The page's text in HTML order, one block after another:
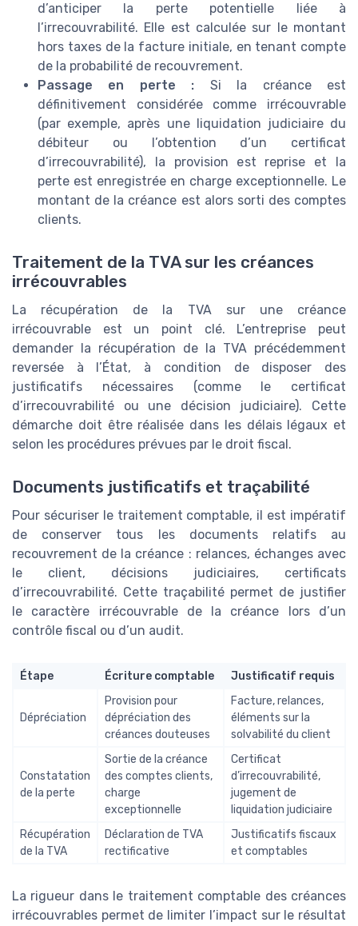
d’anticiper la perte potentielle liée à
l’irrecouvrabilité. Elle est calculée sur le montant
hors taxes de la facture initiale, en tenant compte
de la probabilité de recouvrement.
Passage en perte : Si la créance est
définitivement considérée comme irrécouvrable
(par exemple, après une liquidation judiciaire du
débiteur ou l’obtention d’un certificat
d’irrecouvrabilité), la provision est reprise et la
perte est enregistrée en charge exceptionnelle. Le
montant de la créance est alors sorti des comptes
clients.
Traitement de la TVA sur les créances
irrécouvrables
La récupération de la TVA sur une créance
irrécouvrable est un point clé. L’entreprise peut
demander la récupération de la TVA précédemment
reversée à l’État, à condition de disposer des
justificatifs nécessaires (comme le certificat
d’irrecouvrabilité ou une décision judiciaire). Cette
démarche doit être réalisée dans les délais légaux et
selon les procédures prévues par le droit fiscal.
Documents justificatifs et traçabilité
Pour sécuriser le traitement comptable, il est impératif
de conserver tous les documents relatifs au
recouvrement de la créance : relances, échanges avec
le client, décisions judiciaires, certificats
d’irrecouvrabilité. Cette traçabilité permet de justifier
le caractère irrécouvrable de la créance lors d’un
contrôle fiscal ou d’un audit.
Étape Écriture comptable Justificatif requis
Dépréciation
Provision pour
dépréciation des
créances douteuses
Facture, relances,
éléments sur la
solvabilité du client
Constatation
de la perte
Sortie de la créance
des comptes clients,
charge
exceptionnelle
Certificat
d’irrecouvrabilité,
jugement de
liquidation judiciaire
Récupération
de la TVA
Déclaration de TVA
rectificative
Justificatifs fiscaux
et comptables
La rigueur dans le traitement comptable des créances
irrécouvrables permet de limiter l’impact sur le résultat